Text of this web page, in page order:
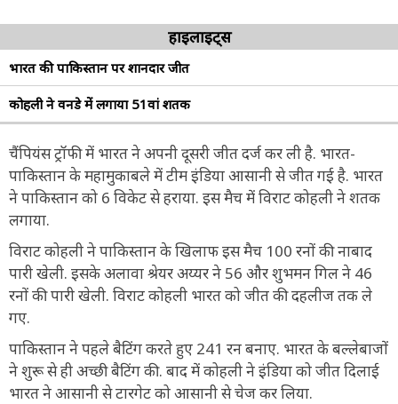
हाइलाइट्स
भारत की पाकिस्तान पर शानदार जीत
कोहली ने वनडे में लगाया 51वां शतक
चैंपियंस ट्रॉफी में भारत ने अपनी दूसरी जीत दर्ज कर ली है. भारत-
पाकिस्तान के महामुकाबले में टीम इंडिया आसानी से जीत गई है. भारत
ने पाकिस्तान को 6 विकेट से हराया. इस मैच में विराट कोहली ने शतक
लगाया.
विराट कोहली ने पाकिस्तान के खिलाफ इस मैच 100 रनों की नाबाद
पारी खेली. इसके अलावा श्रेयर अय्यर ने 56 और शुभमन गिल ने 46
रनों की पारी खेली. विराट कोहली भारत को जीत की दहलीज तक ले
गए.
पाकिस्तान ने पहले बैटिंग करते हुए 241 रन बनाए. भारत के बल्लेबाजों
ने शुरू से ही अच्छी बैटिंग की. बाद में कोहली ने इंडिया को जीत दिलाई
भारत ने आसानी से टारगेट को आसानी से चेज कर लिया.